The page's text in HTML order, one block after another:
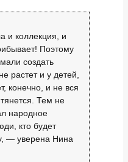
и коллекция, и
Поэтому
создать
растет и у детей,
конечно, и не вся
Тем не
народное
кто будет
— уверена Нина